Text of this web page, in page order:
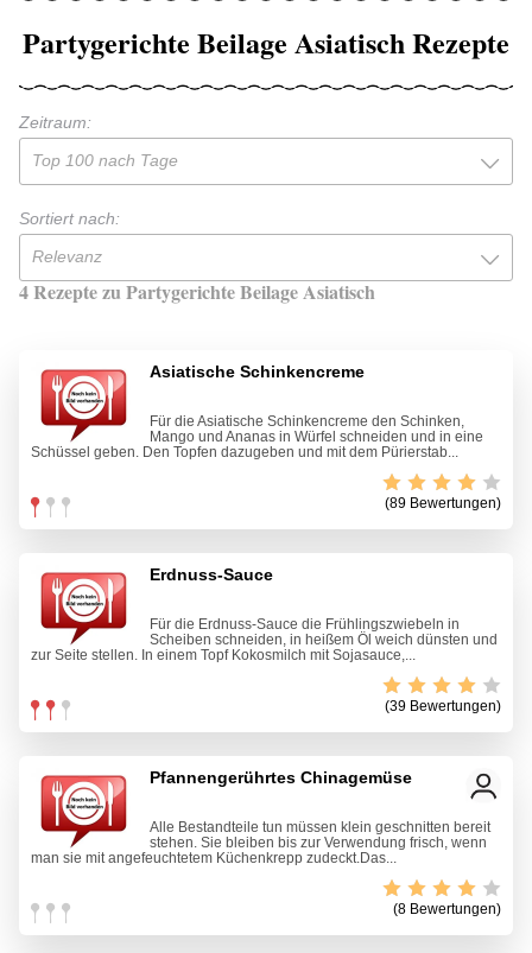
Partygerichte Beilage Asiatisch Rezepte
Zeitraum:
Top 100 nach Tage
Sortiert nach:
Relevanz
4 Rezepte zu Partygerichte Beilage Asiatisch
Asiatische Schinkencreme
Für die Asiatische Schinkencreme den Schinken,
Mango und Ananas in Würfel schneiden und in eine
Schüssel geben. Den Topfen dazugeben und mit dem Pürierstab...
(89 Bewertungen)
Erdnuss-Sauce
Für die Erdnuss-Sauce die Frühlingszwiebeln in
Scheiben schneiden, in heißem Öl weich dünsten und
zur Seite stellen. In einem Topf Kokosmilch mit Sojasauce,...
(39 Bewertungen)
Pfannengerührtes Chinagemüse
Alle Bestandteile tun müssen klein geschnitten bereit
stehen. Sie bleiben bis zur Verwendung frisch, wenn
man sie mit angefeuchtetem Küchenkrepp zudeckt.Das...
(8 Bewertungen)